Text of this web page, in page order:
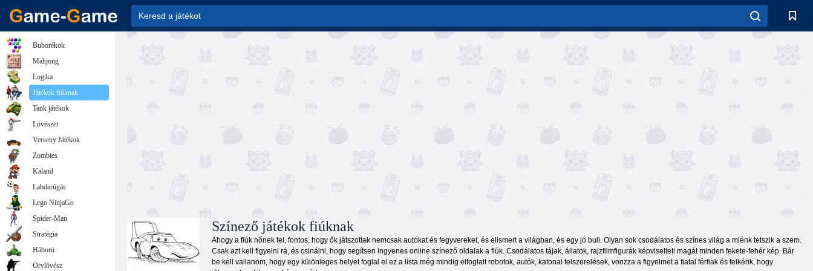
Színező játékok fiúknak
Ahogy a fiúk nőnek fel, fontos, hogy ők játszottak nemcsak autókat és fegyvereket, és elismert a világban, és egy jó buli. Olyan sok csodálatos és színes világ a miénk tetszik a szem.
Csak azt kell figyelni rá, és csinálni, hogy segítsen ingyenes online színező oldalak a fiúk. Csodálatos tájak, állatok, rajzfilmfigurák képviselteti magát minden fekete-fehér kép. Bár
be kell vallanom, hogy egy különleges helyet foglal el ez a lista még mindig elfoglalt robotok, autók, katonai felszerelések, vonzza a figyelmet a fiatal férfiak és felkérik, hogy
Buborékok
Mahjong
Logika
Játékok fiúknak
Tank játékok
Lövészet
Verseny Játékok
Zombies
Kaland
Labdarúgás
Lego NinjaGo
Spider-Man
Stratégia
Háború
Orvlövész